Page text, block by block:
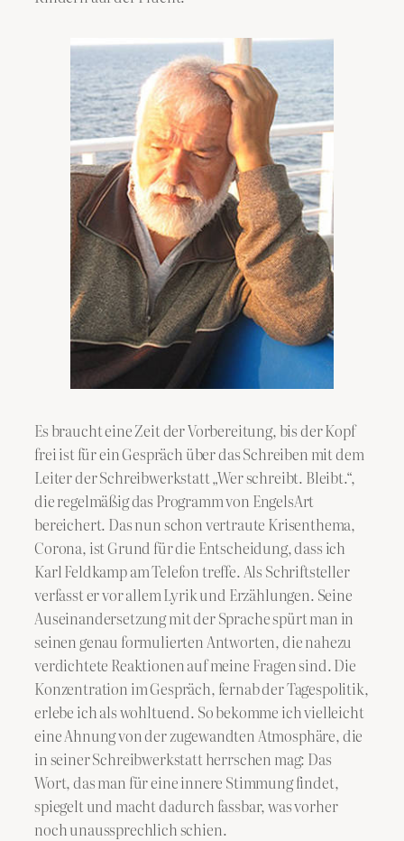
​Es braucht eine Zeit der Vorbereitung, bis der Kopf
frei ist für ein Gespräch über das Schreiben mit dem
Leiter der Schreibwerkstatt „Wer schreibt. Bleibt.“,
die regelmäßig das Programm von EngelsArt
bereichert. Das nun schon vertraute Krisenthema,
Corona, ist Grund für die Entscheidung, dass ich
Karl Feldkamp am Telefon treffe. Als Schriftsteller
verfasst er vor allem Lyrik und Erzählungen. Seine
Auseinandersetzung mit der Sprache spürt man in
seinen genau formulierten Antworten, die nahezu
verdichtete Reaktionen auf meine Fragen sind. Die
Konzentration im Gespräch, fernab der Tagespolitik,
erlebe ich als wohltuend. So bekomme ich vielleicht
eine Ahnung von der zugewandten Atmosphäre, die
in seiner Schreibwerkstatt herrschen mag: Das
Wort, das man für eine innere Stimmung findet,
spiegelt und macht dadurch fassbar, was vorher
noch unaussprechlich schien.